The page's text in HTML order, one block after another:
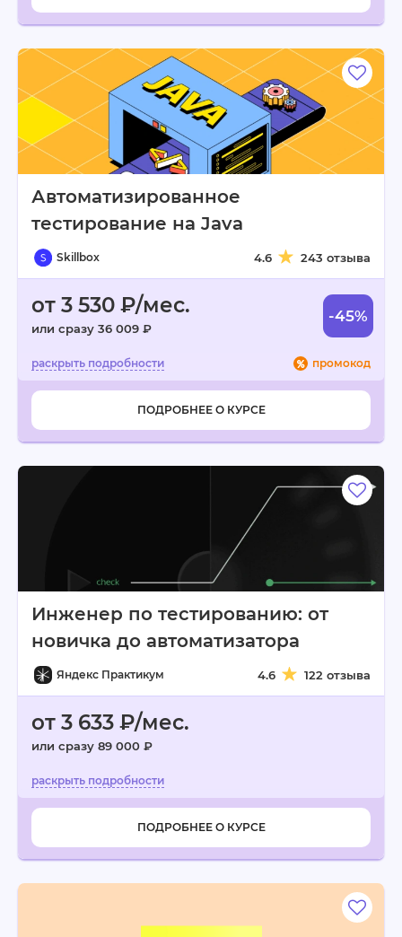
Автоматизированное
тестирование на Java
Skillbox 4.6 243 отзыва
от 3 530 ₽/мес.
или сразу 36 009 ₽
-45%
промокод
ПОДРОБНЕЕ О КУРСЕ
Инженер по тестированию: от
новичка до автоматизатора
Яндекс Практикум 4.6 122 отзыва
от 3 633 ₽/мес.
или сразу 89 000 ₽
ПОДРОБНЕЕ О КУРСЕ